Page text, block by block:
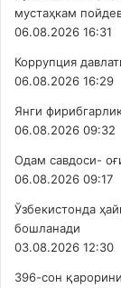
мустаҳкам
06.08.2026 16:31
Коррупция
06.08.2026 16:29
Янги
06.08.2026 09:32
Одам савдоси-
06.08.2026 09:17
Ўзбекистонда
бошланади
03.08.2026 12:30
396-сон